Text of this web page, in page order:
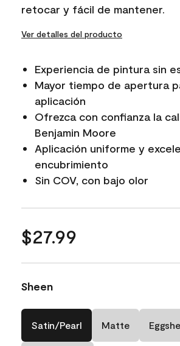
retocar y fácil de mantener.
Ver detalles del producto
Experiencia de pintura sin
Mayor tiempo de apertura
aplicación
Ofrezca con confianza la
Benjamin Moore
Aplicación uniforme y
encubrimiento
Sin COV, con bajo olor
$27.99
Sheen
Satin/Pearl Matte